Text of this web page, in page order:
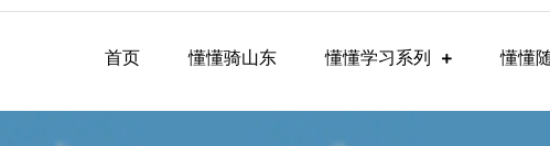
懂懂日记
懂懂日记网每天同步更新懂懂学习群内容
首页 懂懂骑山东 懂懂学习系列 懂懂